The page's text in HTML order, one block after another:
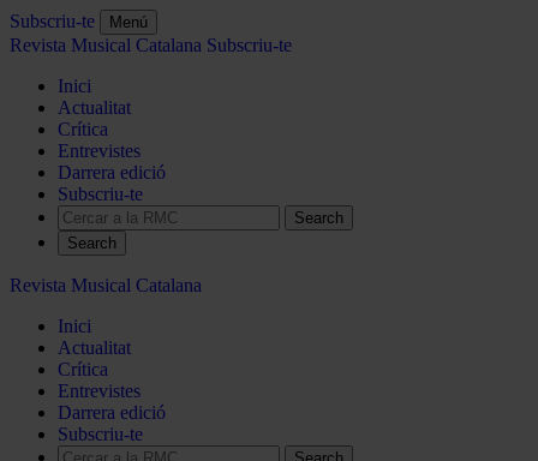
Subscriu-te Menú
Revista Musical Catalana Subscriu-te
Inici
Actualitat
Crítica
Entrevistes
Darrera edició
Subscriu-te
Search
Revista Musical Catalana
Inici
Actualitat
Crítica
Entrevistes
Darrera edició
Subscriu-te